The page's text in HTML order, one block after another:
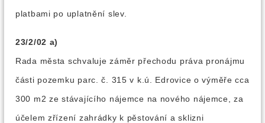
platbami po uplatnění slev.
23/2/02 a)
Rada města schvaluje záměr přechodu práva pronájmu
části pozemku parc. č. 315 v k.ú. Edrovice o výměře cca
300 m2 ze stávajícího nájemce na nového nájemce, za
účelem zřízení zahrádky k pěstování a sklizni